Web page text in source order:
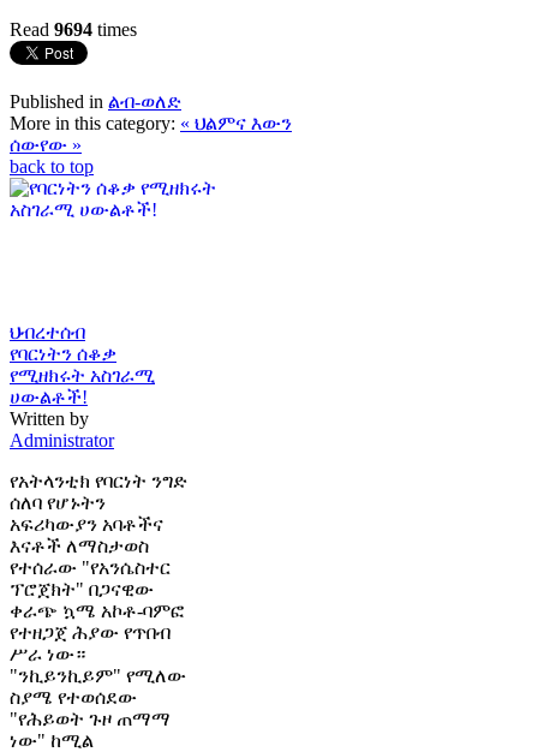
Read 9694 times
Published in ልብ-ወለድ
More in this category: « ህልምና እውን
ሰውየው »
back to top
ህብረተሰብ
የባርነትን ሰቆቃ
የሚዘክሩት አስገራሚ
ሀውልቶች!
Written by
Administrator
የአትላንቲክ የባርነት ንግድ
ሰለባ የሆኑትን
አፍሪካውያን አባቶችና
እናቶች ለማስታወስ
የተሰራው "የአንሴስተር
ፕሮጀክት" በጋናዊው
ቀራጭ ኳሜ አኮቶ-ባምፎ
የተዘጋጀ ሕያው የጥበብ
ሥራ ነው።
"ንኪይንኪይም" የሚለው
ስያሜ የተወሰደው
"የሕይወት ጉዞ ጠማማ
ነው" ከሚል